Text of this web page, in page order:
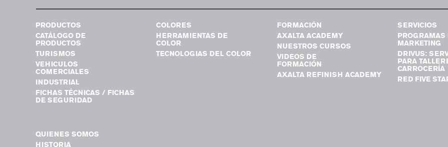
PRODUCTOS
CATÁLOGO DE
PRODUCTOS
TURISMOS
VEHICULOS
COMERCIALES
INDUSTRIAL
FICHAS TÉCNICAS / FICHAS
DE SEGURIDAD
COLORES
HERRAMIENTAS DE
COLOR
TECNOLOGIAS DEL COLOR
FORMACIÓN
AXALTA ACADEMY
NUESTROS CURSOS
VIDEOS DE
FORMACIÓN
AXALTA REFINISH ACADEMY
SERVICIOS
PROGRAMAS
MARKETING
DRIVUS:
PARA
CARROCERÍA
RED FIVE
QUIENES SOMOS
HISTORIA